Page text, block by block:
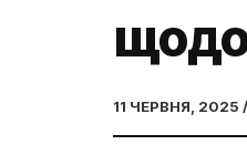
11 ЧЕРВНЯ, 2025